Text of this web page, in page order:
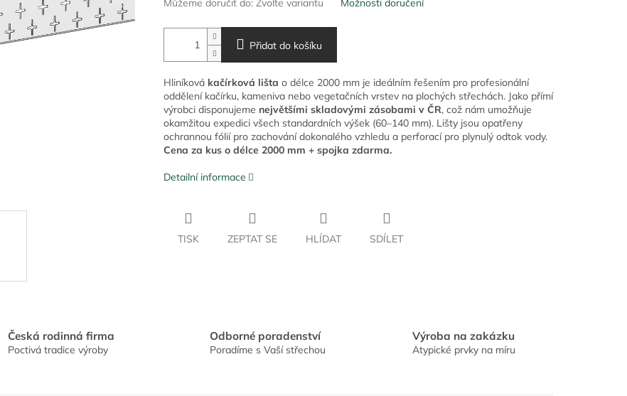
Můžeme doručit do: Zvolte variantu Možnosti doručení
Přidat do košíku
Hliníková kačírková lišta o délce 2000 mm je ideálním řešením pro profesionální
oddělení kačírku, kameniva nebo vegetačních vrstev na plochých střechách. Jako přímí
výrobci disponujeme největšími skladovými zásobami v ČR, což nám umožňuje
okamžitou expedici všech standardních výšek (60–140 mm). Lišty jsou opatřeny
ochrannou fólií pro zachování dokonalého vzhledu a perforací pro plynulý odtok vody.
Cena za kus o délce 2000 mm + spojka zdarma.
Detailní informace
TISK ZEPTAT SE HLÍDAT SDÍLET
Česká rodinná firma
Poctivá tradice výroby
Odborné poradenství
Poradíme s Vaší střechou
Výroba na zakázku
Atypické prvky na míru